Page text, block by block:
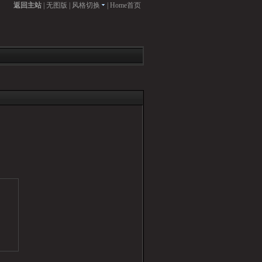
返回主站 无图版 风格切换 Home首页